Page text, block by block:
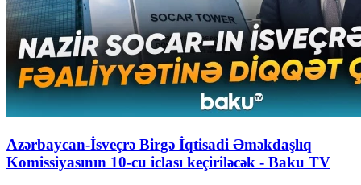
Azərbaycan-İsveçrə Birgə İqtisadi Əməkdaşlıq
Komissiyasının 10-cu iclası keçiriləcək - Baku TV